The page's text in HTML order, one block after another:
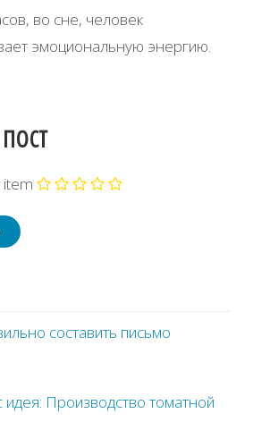
во сне, человек
эмоциональную энергию.
item
составить письмо
идея: Производство томатной